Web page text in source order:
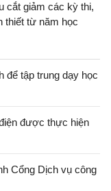
cắt giảm các kỳ thi,
thiết từ năm học
để tập trung dạy học
được thực hiện
Cổng Dịch vụ công